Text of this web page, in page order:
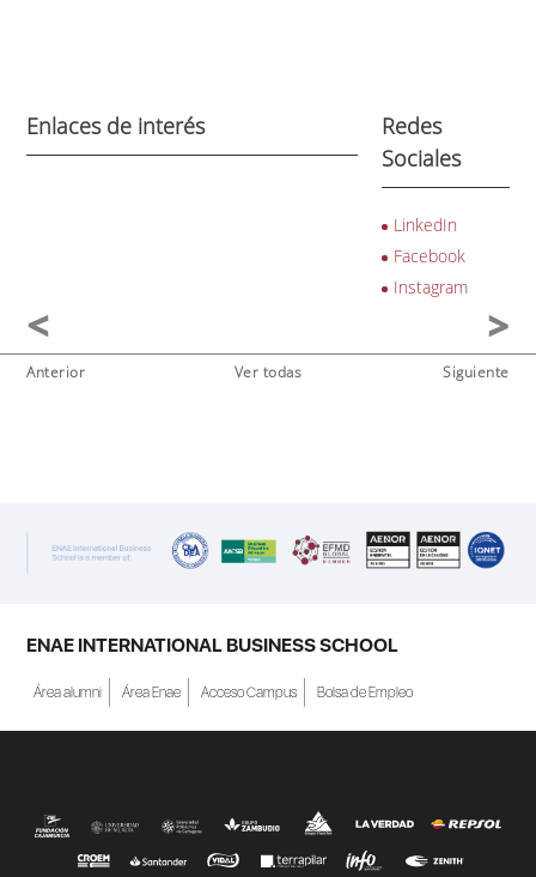
Enlaces de interés
Redes
Sociales
LinkedIn
Facebook
Instagram
Anterior Ver todas Siguiente
ENAE INTERNATIONAL BUSINESS SCHOOL
Área alumni Área Enae Acceso Campus Bolsa de Empleo